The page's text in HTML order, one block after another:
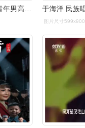
图片尺寸599x900